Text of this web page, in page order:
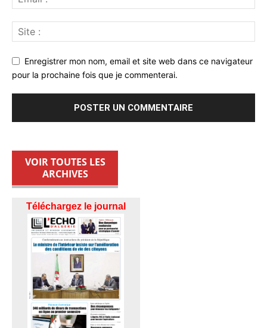
Enregistrer mon nom, email et site web dans ce navigateur
pour la prochaine fois que je commenterai.
VOIR TOUTES LES
ARCHIVES